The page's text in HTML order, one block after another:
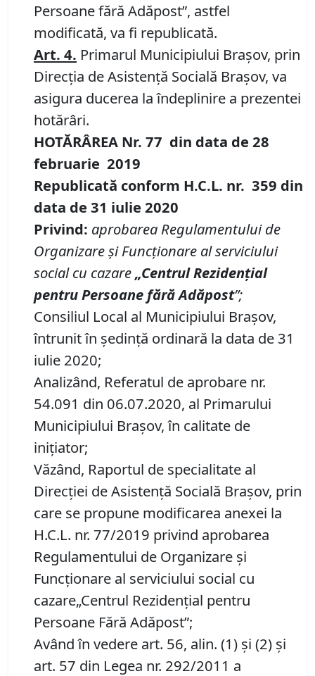
Persoane fără Adăpost”, astfel
modificată, va fi republicată.
Art. 4. Primarul Municipiului Braşov, prin
Direcția de Asistență Socială Brașov, va
asigura ducerea la îndeplinire a prezentei
hotărâri.
HOTĂRÂREA Nr. 77 din data de 28
februarie 2019
Republicată conform H.C.L. nr. 359 din
data de 31 iulie 2020
Privind: aprobarea Regulamentuluide
Organizare şi Funcţionare al serviciului
social cu cazare„Centrul Rezidenţial
pentru Persoane fără Adăpost”;
Consiliul Local al Municipiului Brașov,
întrunit în ședință ordinară la data de 31
iulie 2020;
Analizând, Referatul de aprobare nr.
54.091 din 06.07.2020, al Primarului
Municipiului Brașov, în calitate de
inițiator;
Văzând, Raportul de specialitate al
Direcției de Asistență Socială Brașov, prin
care se propune modificarea anexei la
H.C.L. nr. 77/2019 privind aprobarea
Regulamentului de Organizare și
Funcționare al serviciului social cu
cazare„Centrul Rezidențial pentru
Persoane Fără Adăpost”;
Având în vedere art. 56, alin. (1) şi (2) şi
art. 57 din Legea nr. 292/2011 a